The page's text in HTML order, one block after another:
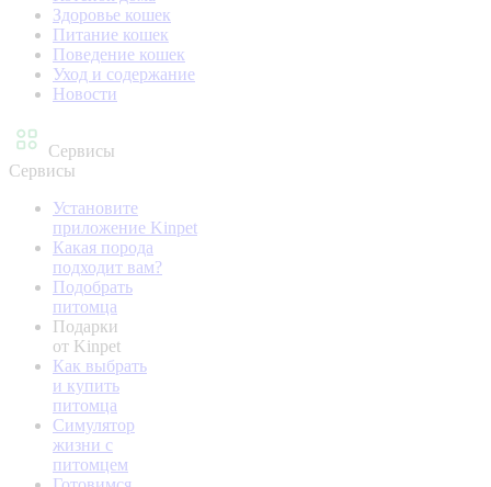
Здоровье кошек
Питание кошек
Поведение кошек
Уход и содержание
Новости
Сервисы
Сервисы
Установите
приложение Kinpet
Какая порода
подходит вам?
Подобрать
питомца
Подарки
от Kinpet
Как выбрать
и купить
питомца
Симулятор
жизни с
питомцем